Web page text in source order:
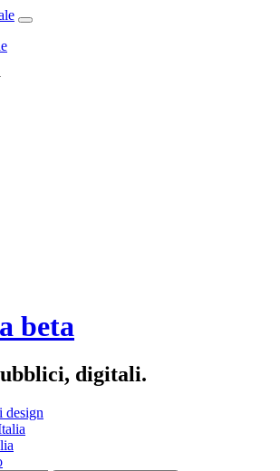
beta
digitali.
design